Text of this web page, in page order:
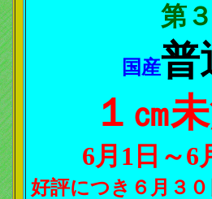
第
国産普
１㎝
6月1日～6
好評につき６月３